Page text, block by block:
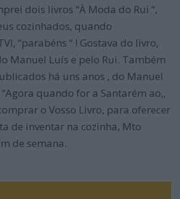
dois livros “À Moda do Rui “,
cozinhados, quando
“parabéns “ ! Gostava do livro,
Manuel Luís e pelo Rui. Também
há uns anos , do Manuel
“Agora quando for a Santarém ao,,
o Vosso Livro, para oferecer
de inventar na cozinha, Mto
de semana.